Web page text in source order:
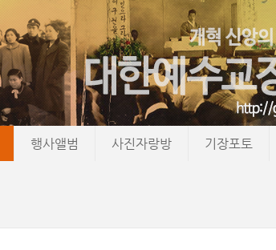
행사앨범 사진자랑방 기장포토